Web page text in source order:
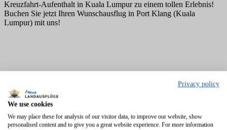
Kreuzfahrt-Aufenthalt in Kuala Lumpur zu einem tollen Erlebnis!
Buchen Sie jetzt Ihren Wunschausflug in Port Klang (Kuala
Lumpur) mit uns!
Privacy policy
We use cookies
We may place these for analysis of our visitor data, to improve our website, show
personalised content and to give you a great website experience. For more information